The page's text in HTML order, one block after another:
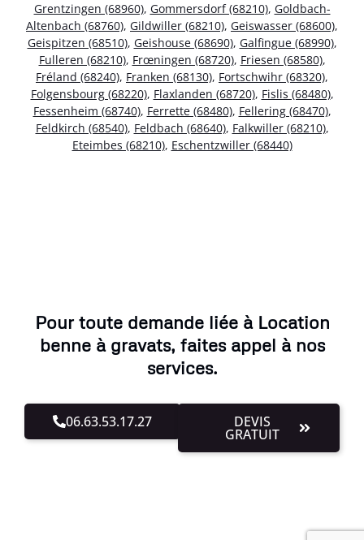
Grentzingen (68960), Gommersdorf (68210), Goldbach-
Altenbach (68760), Gildwiller (68210), Geiswasser (68600),
Geispitzen (68510), Geishouse (68690), Galfingue (68990),
Fulleren (68210), Frœningen (68720), Friesen (68580),
Fréland (68240), Franken (68130), Fortschwihr (68320),
Folgensbourg (68220), Flaxlanden (68720), Fislis (68480),
Fessenheim (68740), Ferrette (68480), Fellering (68470),
Feldkirch (68540), Feldbach (68640), Falkwiller (68210),
Eteimbes (68210), Eschentzwiller (68440)
Pour toute demande liée à Location
benne à gravats, faites appel à nos
services.
06.63.53.17.27 DEVIS
GRATUIT